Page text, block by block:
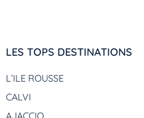
LES TOPS DESTINATIONS
L’ILE ROUSSE
CALVI
AJACCIO